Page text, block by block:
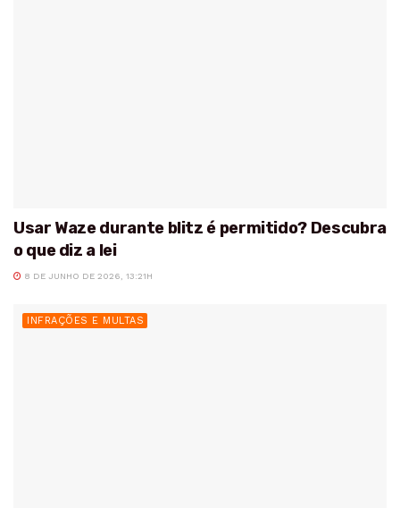
Usar Waze durante blitz é permitido? Descubra
o que diz a lei
8 DE JUNHO DE 2026, 13:21H
INFRAÇÕES E MULTAS